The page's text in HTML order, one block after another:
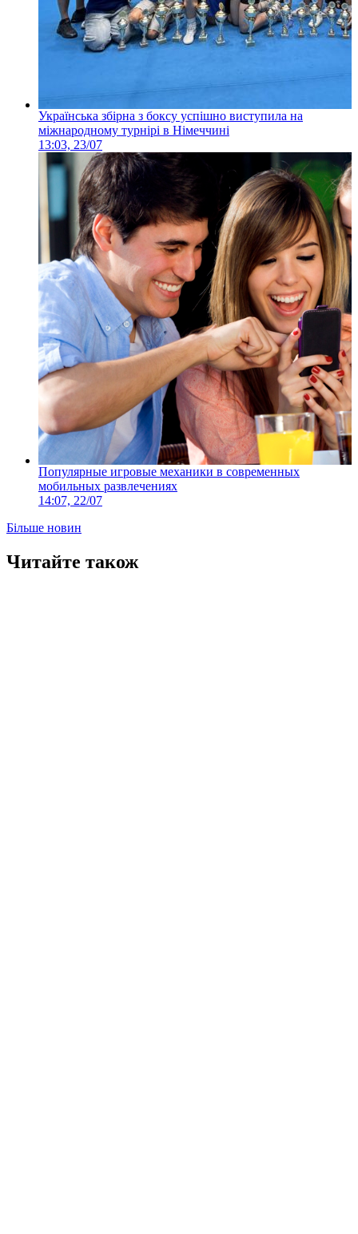
Українська збірна з боксу успішно виступила на
міжнародному турнірі в Німеччині
13:03, 23/07
Популярные игровые механики в современных
мобильных развлечениях
14:07, 22/07
Більше новин
Читайте також